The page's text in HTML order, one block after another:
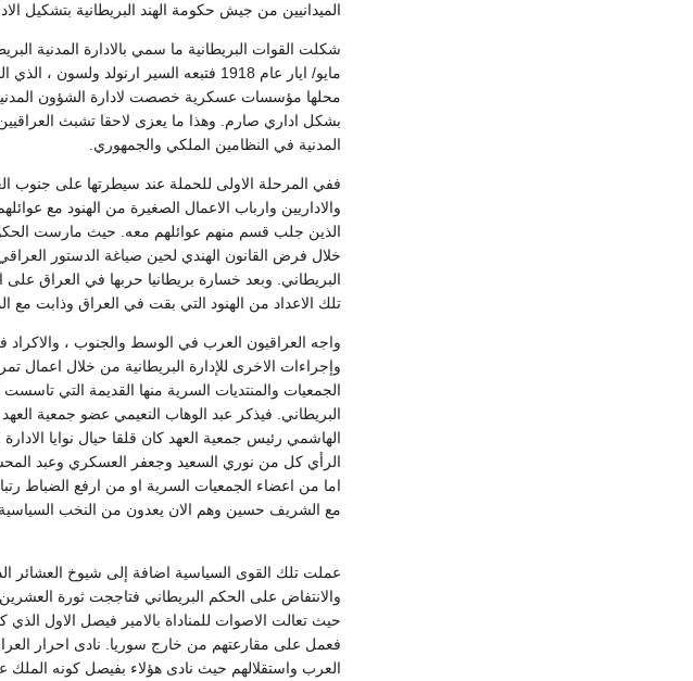
الميدانيين من جيش حكومة الهند البريطانية بتشكيل
شكلت القوات البريطانية ما سمي بالادارة المدنية
مايو/ ايار عام 1918 فتبعه السير ارنولد
محلها مؤسسات عسكرية خصصت لادارة الشؤون
بشكل اداري صارم. وهذا ما يعزى لاحقا تشبث
المدنية في النظامين الملكي والجمهوري.
ففي المرحلة الاولى للحملة عند سيطرتها على جنوب
والاداريين وارباب الاعمال الصغيرة من الهنود مع
الذين جلب قسم منهم عوائلهم معه. حيث مارست
البريطاني. وبعد خسارة بريطانيا حربها في العراق
تلك الاعداد من الهنود التي بقت في العراق وذابت مع
واجه العراقيون العرب في الوسط والجنوب ، والاكراد
وإجراءات الاخرى للإدارة البريطانية من خلال
الجمعيات والمنتديات السرية منها القديمة التي
الهاشمي رئيس جمعية العهد كان قلقا حيال نوايا
الرأي كل من نوري السعيد وجعفر العسكري وعبد
اما من اعضاء الجمعيات السرية او من ارفع الضباط
مع الشريف حسين وهم الان يعدون من النخب
عملت تلك القوى السياسية اضافة إلى شيوخ العشائر
والانتفاض على الحكم البريطاني فتاججت ثورة
حيث تعالت الاصوات للمناداة بالامير فيصل الاول
فعمل على مقارعتهم من خارج سوريا. نادى احرار
العرب واستقلالهم حيث نادى هؤلاء بفيصل كونه الملك